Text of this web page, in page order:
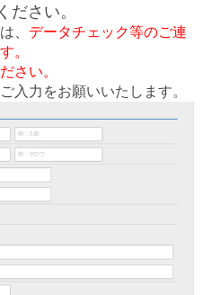
さい。
、 データチェック等のご連
。
さい。
入力をお願いいたします。